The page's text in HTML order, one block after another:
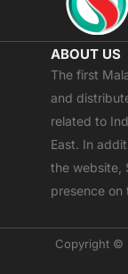
ABOUT US
The first
and
related to
East. In
the website,
presence on
Copyright ©